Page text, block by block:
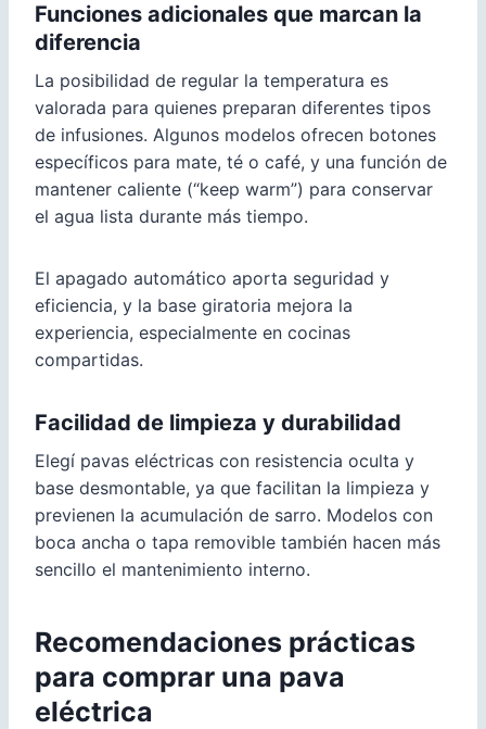
Funciones adicionales que marcan la
diferencia
La posibilidad de regular la temperatura es
valorada para quienes preparan diferentes tipos
de infusiones. Algunos modelos ofrecen botones
específicos para mate, té o café, y una función de
mantener caliente (“keep warm”) para conservar
el agua lista durante más tiempo.
El apagado automático aporta seguridad y
eficiencia, y la base giratoria mejora la
experiencia, especialmente en cocinas
compartidas.
Facilidad de limpieza y durabilidad
Elegí pavas eléctricas con resistencia oculta y
base desmontable, ya que facilitan la limpieza y
previenen la acumulación de sarro. Modelos con
boca ancha o tapa removible también hacen más
sencillo el mantenimiento interno.
Recomendaciones prácticas
para comprar una pava
eléctrica